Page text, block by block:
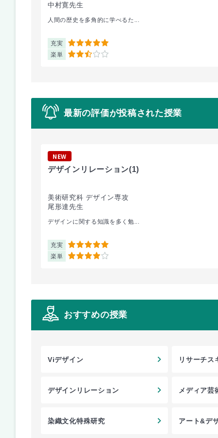
中村寛先生
人間の歴史を多角的に学べるた...
充実 5
楽単 2.5
最新の評価が投稿された授業
NEW
デザインリレーション(1)
美術研究科 デザイン専攻
尾形達先生
デザインに関する知識を多く勉...
充実 5
楽単 4
おすすめの授業
Viデザイン リサーチス
デザインリレーション メディア芸
染織文化特殊研究 アート&デ